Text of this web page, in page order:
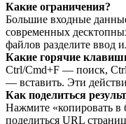
Какие ограничения?
Большие входные
современных
файлов разделите ввод
Какие горячие
Ctrl/Cmd+F — поиск,
— вставить. Эти
Как поделиться
Нажмите «копировать
поделиться URL